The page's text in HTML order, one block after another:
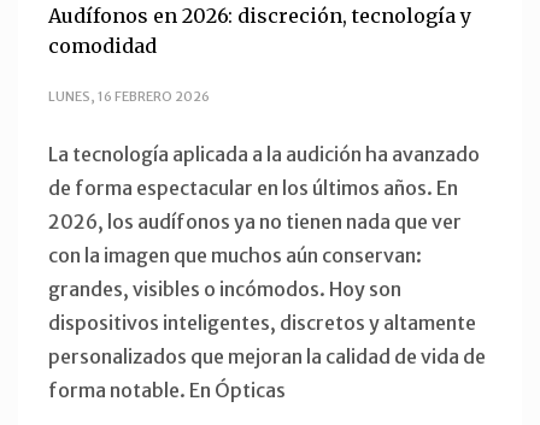
Audífonos en 2026: discreción, tecnología y
comodidad
LUNES, 16 FEBRERO 2026
La tecnología aplicada a la audición ha avanzado
de forma espectacular en los últimos años. En
2026, los audífonos ya no tienen nada que ver
con la imagen que muchos aún conservan:
grandes, visibles o incómodos. Hoy son
dispositivos inteligentes, discretos y altamente
personalizados que mejoran la calidad de vida de
forma notable. En Ópticas